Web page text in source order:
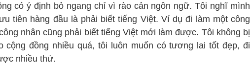
có ý định bỏ ngang chỉ vì rào cản ngôn ngữ. Tôi nghĩ mình
tiên hàng đầu là phải biết tiếng Việt. Ví dụ đi làm một công
nhân cũng phải biết tiếng Việt mới làm được. Tôi không bị
cộng đồng nhiều quá, tôi luôn muốn có tương lai tốt đẹp, đi
nhiều thứ.